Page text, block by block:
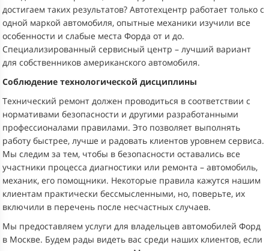
достигаем таких результатов? Автотехцентр работает только с
одной маркой автомобиля, опытные механики изучили все
особенности и слабые места Форда от и до.
Специализированный сервисный центр – лучший вариант
для собственников американского автомобиля.
Соблюдение технологической дисциплины
Технический ремонт должен проводиться в соответствии с
нормативами безопасности и другими разработанными
профессионалами правилами. Это позволяет выполнять
работу быстрее, лучше и радовать клиентов уровнем сервиса.
Мы следим за тем, чтобы в безопасности оставались все
участники процесса диагностики или ремонта – автомобиль,
механик, его помощники. Некоторые правила кажутся нашим
клиентам практически бессмысленными, но, поверьте, их
включили в перечень после несчастных случаев.
Мы предоставляем услуги для владельцев автомобилей Форд
в Москве. Будем рады видеть вас среди наших клиентов, если